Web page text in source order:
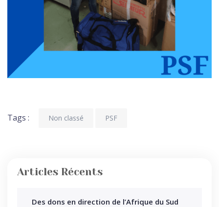
Tags : Non classé PSF
Articles Récents
Des dons en direction de l’Afrique du Sud